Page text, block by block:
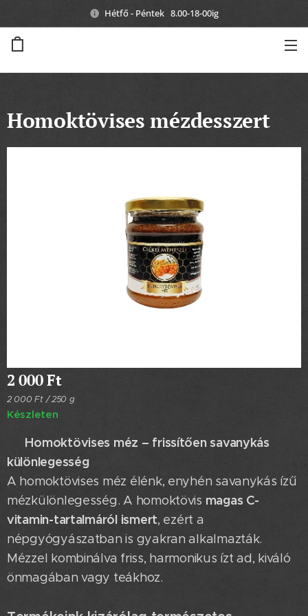
Hétfő - Péntek 8.00-18-00ig
Homoktövises mézdesszert
2 000Ft
2 000 Ft / 250 g
Készleten
Homoktövises méz – frissítően savanykás
különlegesség
A homoktövises méz élénk, enyhén savanykás ízű
mézkülönlegesség. A homoktövis magas C-
vitamin-tartalmáról ismert, ezért a
népgyógyászatban is gyakran alkalmazták.
Mézzel kombinálva friss, harmonikus ízt ad, kiváló
önmagában vagy teákhoz.